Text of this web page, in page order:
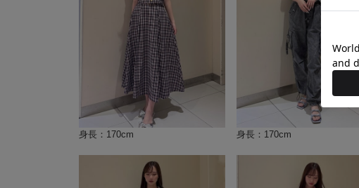
身長：170cm 身長：170cm